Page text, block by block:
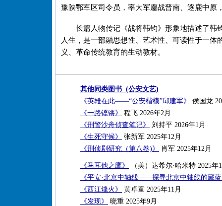
豫陕鄂军区司令员，率大军鏖战晋南、逐鹿中原
长篇人物传记《战将韩钧》形象地描述了韩
人生，是一部融思想性、艺术性、可读性于一
义、革命传统教育的生动教材。
其他同类图书 (公安文艺)
《英雄在此——“公安楷模”邱建军》
侯国龙
《一路铿锵》
程飞 2026年2月
《刑警沙舟侦查笔记》
刘持平 2026年1月
《生死守候》
张新军 2025年12月
《刑侦剧研究（第八卷)》
肖军 2025年12月
《马耳他之鹰》
（美）达希尔·哈米特 2025年
《平安·北京中轴线——探寻北京中轴线的藏
《西江烽火》
黄卓童 2025年11月
《发现》
晓重 2025年9月